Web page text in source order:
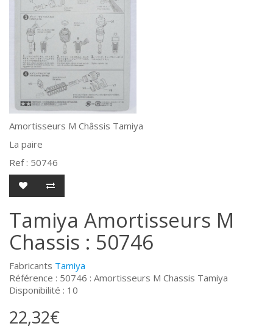
Amortisseurs M Châssis Tamiya
La paire
Ref : 50746
Tamiya Amortisseurs M
Chassis : 50746
Fabricants Tamiya
Référence : 50746 : Amortisseurs M Chassis Tamiya
Disponibilité : 10
22,32€